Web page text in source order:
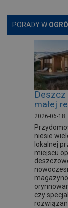
PORADY W
małej
2026-06-18
niesie
lokalnej
miejscu
czy